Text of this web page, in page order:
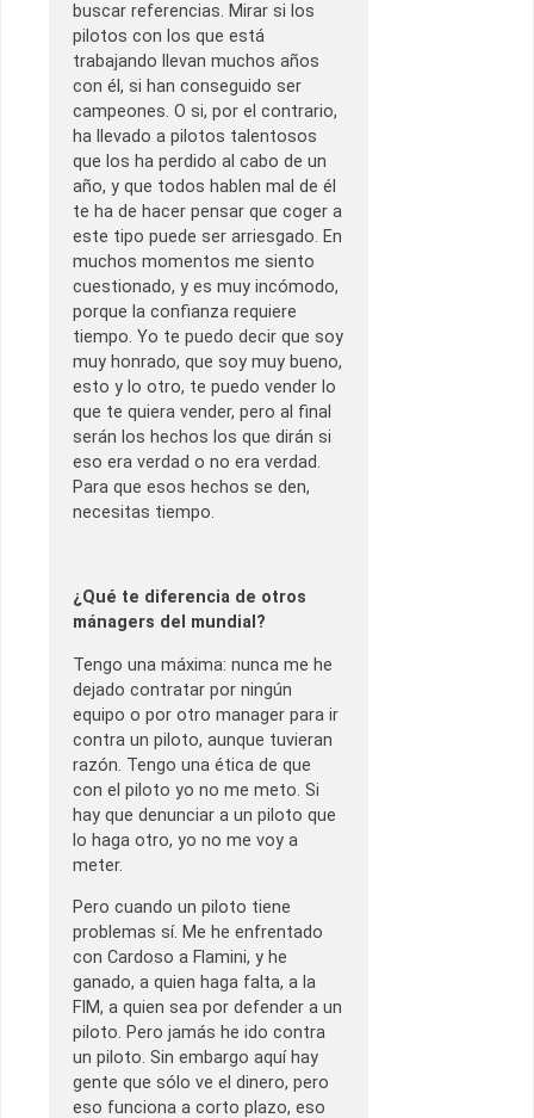
buscar referencias. Mirar si los
pilotos con los que está
trabajando llevan muchos años
con él, si han conseguido ser
campeones. O si, por el contrario,
ha llevado a pilotos talentosos
que los ha perdido al cabo de un
año, y que todos hablen mal de él
te ha de hacer pensar que coger a
este tipo puede ser arriesgado. En
muchos momentos me siento
cuestionado, y es muy incómodo,
porque la confianza requiere
tiempo. Yo te puedo decir que soy
muy honrado, que soy muy bueno,
esto y lo otro, te puedo vender lo
que te quiera vender, pero al final
serán los hechos los que dirán si
eso era verdad o no era verdad.
Para que esos hechos se den,
necesitas tiempo.
¿Qué te diferencia de otros
mánagers del mundial?
Tengo una máxima: nunca me he
dejado contratar por ningún
equipo o por otro manager para ir
contra un piloto, aunque tuvieran
razón. Tengo una ética de que
con el piloto yo no me meto. Si
hay que denunciar a un piloto que
lo haga otro, yo no me voy a
meter.
Pero cuando un piloto tiene
problemas sí. Me he enfrentado
con Cardoso a Flamini, y he
ganado, a quien haga falta, a la
FIM, a quien sea por defender a un
piloto. Pero jamás he ido contra
un piloto. Sin embargo aquí hay
gente que sólo ve el dinero, pero
eso funciona a corto plazo, eso